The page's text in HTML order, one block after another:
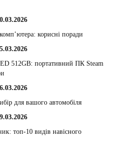
корисні поради
512GB: портативний ПК Steam
для вашого автомобіля
топ-10 видів навісного